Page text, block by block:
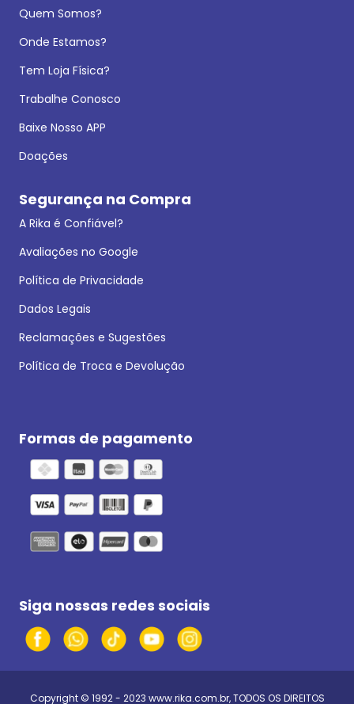
Quem Somos?
Onde Estamos?
Tem Loja Física?
Trabalhe Conosco
Baixe Nosso APP
Doações
Segurança na Compra
A Rika é Confiável?
Avaliações no Google
Política de Privacidade
Dados Legais
Reclamações e Sugestões
Política de Troca e Devolução
Formas de pagamento
Siga nossas redes sociais
Copyright © 1992 - 2023 www.rika.com.br, TODOS OS DIREITOS